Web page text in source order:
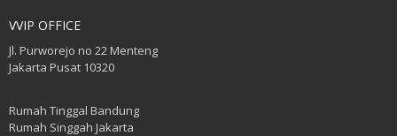
VVIP OFFICE
Jl. Purworejo no 22 Menteng
Jakarta Pusat 10320
Rumah Tinggal Bandung
Rumah Singgah Jakarta